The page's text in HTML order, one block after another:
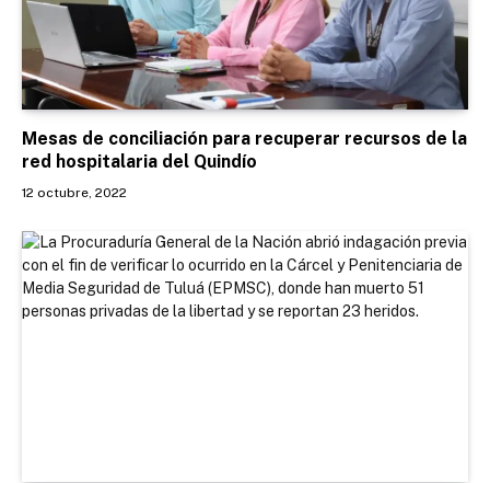
Mesas de conciliación para recuperar recursos de la
red hospitalaria del Quindío
12 octubre, 2022